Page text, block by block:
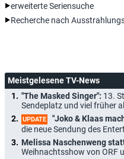
erweiterte Seriensuche
Recherche nach
Meistgelesene TV-News
"The Masked Singer": 13.
Sendeplatz und viel früher
UPDATE "Joko & Klaas
die neue Sendung des
Melissa Naschenweng
Weihnachtsshow von ORF